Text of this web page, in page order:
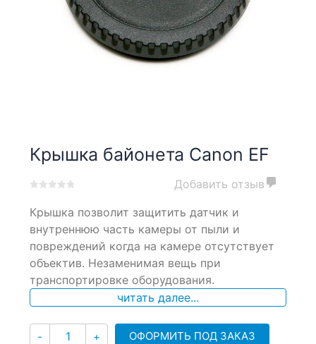
Крышка байонета Canon EF
out
based
on
customer
ratings
Добавить отзыв
Крышка позволит защитить датчик и
внутреннюю часть камеры от пыли и
повреждений когда на камере отсутствует
объектив. Незаменимая вещь при
транспортировке оборудования.
читать далее...
- Количество
+ ОФОРМИТЬ ПОД ЗАКАЗ